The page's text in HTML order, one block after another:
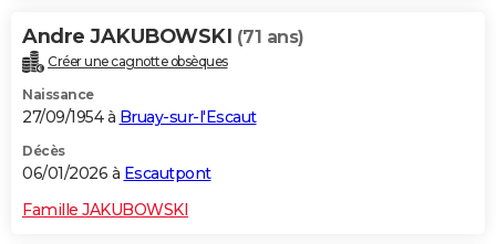
Andre JAKUBOWSKI (71 ans)
Créer une cagnotte obsèques
Naissance
27/09/1954 à Bruay-sur-l'Escaut
Décès
06/01/2026 à Escautpont
Famille JAKUBOWSKI